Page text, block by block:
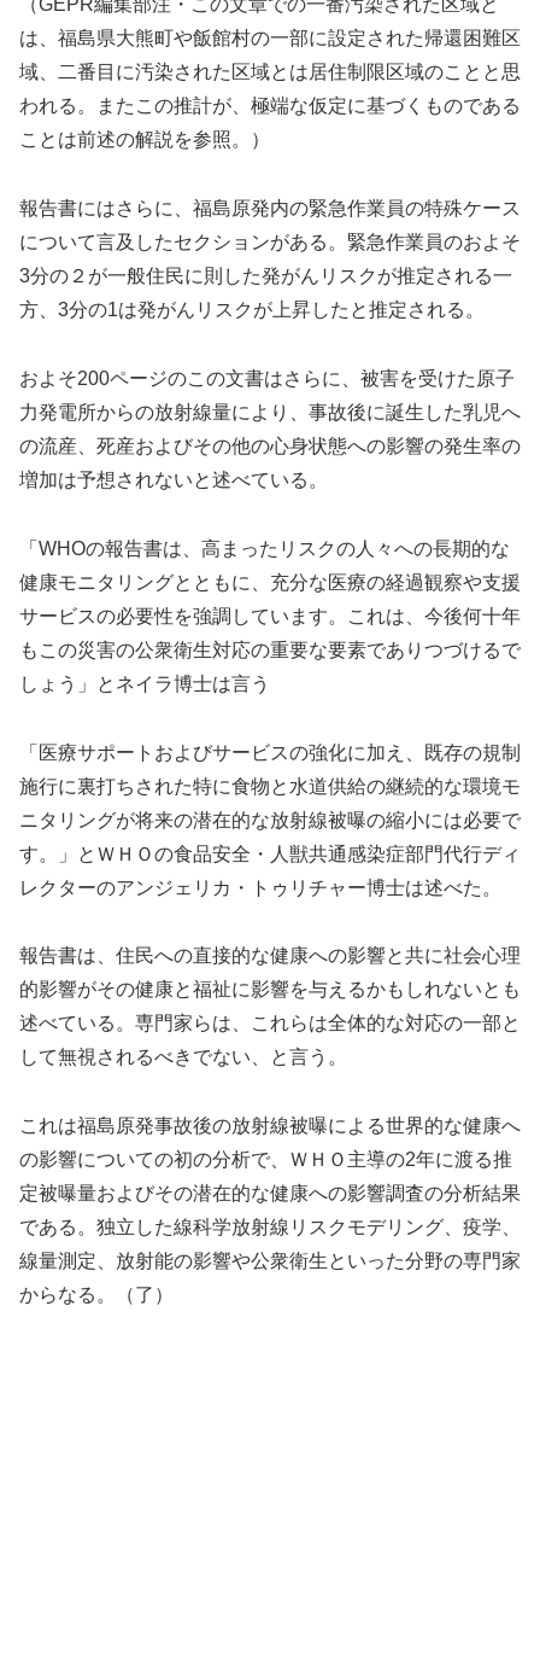
（GEPR編集部注・この文章での一番汚染された区域と
は、福島県大熊町や飯館村の一部に設定された帰還困難区
域、二番目に汚染された区域とは居住制限区域のことと思
われる。またこの推計が、極端な仮定に基づくものである
ことは前述の解説を参照。）
報告書にはさらに、福島原発内の緊急作業員の特殊ケース
について言及したセクションがある。緊急作業員のおよそ
3分の２が一般住民に則した発がんリスクが推定される一
方、3分の1は発がんリスクが上昇したと推定される。
およそ200ページのこの文書はさらに、被害を受けた原子
力発電所からの放射線量により、事故後に誕生した乳児へ
の流産、死産およびその他の心身状態への影響の発生率の
増加は予想されないと述べている。
「WHOの報告書は、高まったリスクの人々への長期的な
健康モニタリングとともに、充分な医療の経過観察や支援
サービスの必要性を強調しています。これは、今後何十年
もこの災害の公衆衛生対応の重要な要素でありつづけるで
しょう」とネイラ博士は言う
「医療サポートおよびサービスの強化に加え、既存の規制
施行に裏打ちされた特に食物と水道供給の継続的な環境モ
ニタリングが将来の潜在的な放射線被曝の縮小には必要で
す。」とＷＨＯの食品安全・人獣共通感染症部門代行ディ
レクターのアンジェリカ・トゥリチャー博士は述べた。
報告書は、住民への直接的な健康への影響と共に社会心理
的影響がその健康と福祉に影響を与えるかもしれないとも
述べている。専門家らは、これらは全体的な対応の一部と
して無視されるべきでない、と言う。
これは福島原発事故後の放射線被曝による世界的な健康へ
の影響についての初の分析で、ＷＨＯ主導の2年に渡る推
定被曝量およびその潜在的な健康への影響調査の分析結果
である。独立した線科学放射線リスクモデリング、疫学、
線量測定、放射能の影響や公衆衛生といった分野の専門家
からなる。（了）